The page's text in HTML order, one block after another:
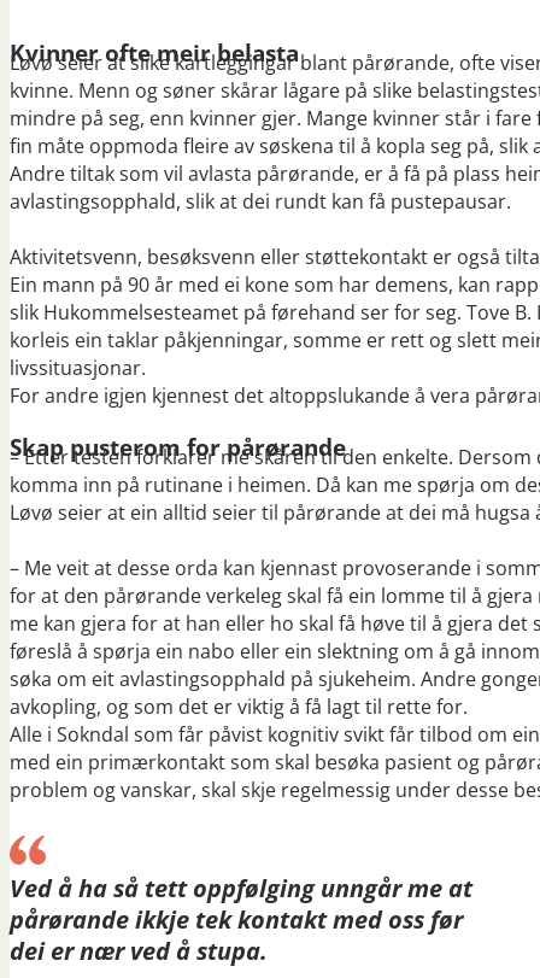
Kvinner ofte meir belasta
Løvø seier at slike kartleggingar blant pårørande, ofte
kvinne. Menn og søner skårar lågare på slike
mindre på seg, enn kvinner gjer. Mange kvinner står i
fin måte oppmoda fleire av søskena til å kopla seg på,
Andre tiltak som vil avlasta pårørande, er å få på plass
avlastingsopphald, slik at dei rundt kan få pustepausar.
Aktivitetsvenn, besøksvenn eller støttekontakt er også
Ein mann på 90 år med ei kone som har demens, kan
slik Hukommelsesteamet på førehand ser for seg. Tove
korleis ein taklar påkjenningar, somme er rett og slett
livssituasjonar.
For andre igjen kjennest det altoppslukande å vera
Skap pusterom for pårørande
– Etter testen forklarer me skåren til den enkelte.
komma inn på rutinane i heimen. Då kan me spørja om
Løvø seier at ein alltid seier til pårørande at dei må hugsa
– Me veit at desse orda kan kjennast provoserande i
for at den pårørande verkeleg skal få ein lomme til å
me kan gjera for at han eller ho skal få høve til å gjera
føreslå å spørja ein nabo eller ein slektning om å gå
søka om eit avlastingsopphald på sjukeheim. Andre
avkopling, og som det er viktig å få lagt til rette for.
Alle i Sokndal som får påvist kognitiv svikt får tilbod om
med ein primærkontakt som skal besøka pasient og
problem og vanskar, skal skje regelmessig under desse
Ved å ha så tett oppfølging unngår me at
pårørande ikkje tek kontakt med oss før
dei er nær ved å stupa.